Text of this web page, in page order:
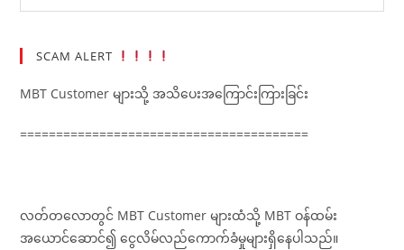
SCAM ALERT
MBT Customer များသို့ အသိပေးအကြောင်းကြားခြင်း
========================================
လတ်တလောတွင် MBT Customer များထံသို့ MBT ဝန်ထမ်း
အယောင်ဆောင်၍ ငွေလိမ်လည်ကောက်ခံမှုများရှိနေပါသည်။